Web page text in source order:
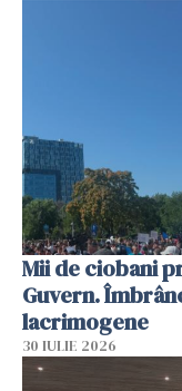
Mii de ciobani
Guvern.
lacrimogene
30 IULIE 2026